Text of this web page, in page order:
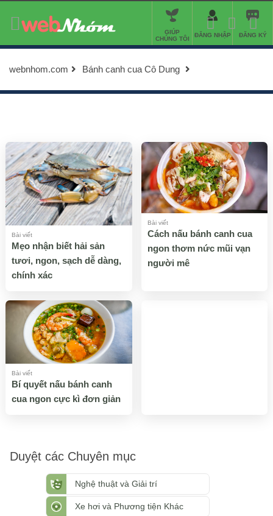
ĐĂNG KÝ
ĐĂNG NHẬP
GIÚP
CHÚNG TÔI
webnhom.com Bánh canh cua Cô Dung
Bài viết
Mẹo nhận biết hải sản
tươi, ngon, sạch dễ dàng,
chính xác
Bài viết
Cách nấu bánh canh cua
ngon thơm nức mũi vạn
người mê
Bài viết
Bí quyết nấu bánh canh
cua ngon cực kì đơn giản
Duyệt các Chuyên mục
Nghệ thuật và Giải trí
Xe hơi và Phương tiện Khác